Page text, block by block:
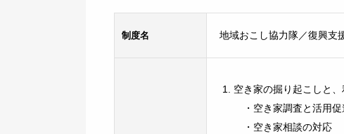
制度名 地域おこし協力隊／復興支
空き家の掘り起こしと
・空き家調査と活用促
・空き家相談の対応